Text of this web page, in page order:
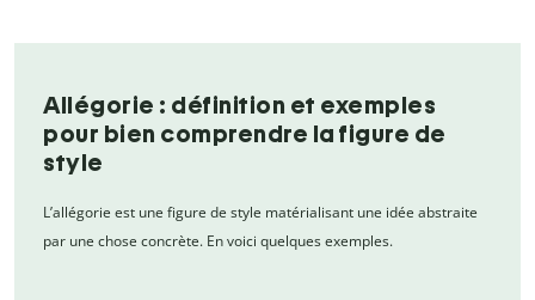
Allégorie : définition et exemples
pour bien comprendre la figure de
style
L’allégorie est une figure de style matérialisant une idée abstraite
par une chose concrète. En voici quelques exemples.